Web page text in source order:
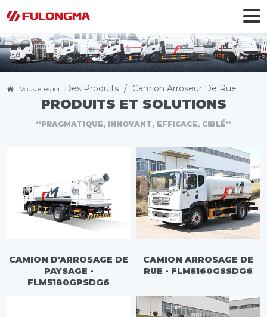
Vous êtes ici: Des Produits / Camion Arroseur De Rue
PRODUITS ET SOLUTIONS
“PRAGMATIQUE, INNOVANT, EFFICACE, CIBLÉ”
CAMION D'ARROSAGE DE
PAYSAGE -
FLM5180GPSDG6
CAMION ARROSAGE DE
RUE - FLM5160GSSDG6